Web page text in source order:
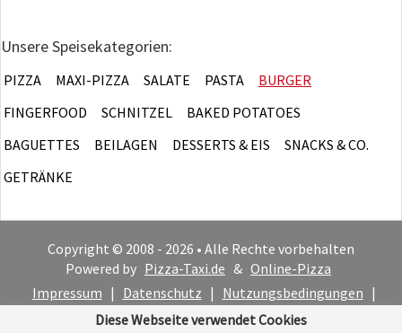
Unsere Speisekategorien:
PIZZA MAXI-PIZZA SALATE PASTA
BURGER
FINGERFOOD
SCHNITZEL
BAKED POTATOES
BAGUETTES
BEILAGEN DESSERTS & EIS
SNACKS & CO.
GETRÄNKE
Copyright © 2008 - 2026 • Alle Rechte vorbehalten
Powered by Pizza-Taxi.de & Online-Pizza
Impressum | Datenschutz | Nutzungsbedingungen |
Cookie-Hinweis
Diese Webseite verwendet Cookies